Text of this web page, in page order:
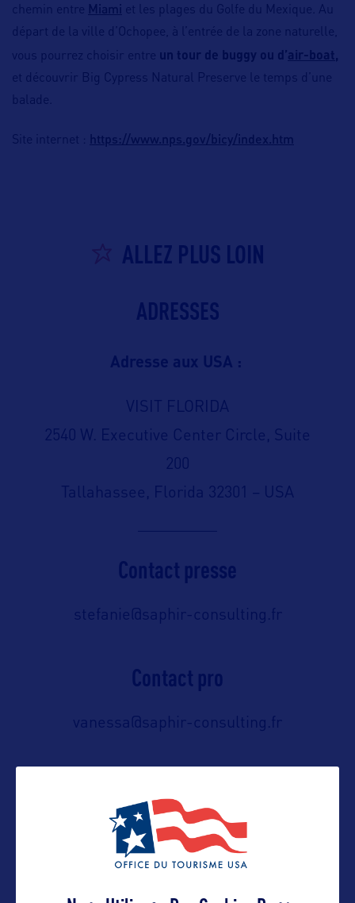
chemin entre Miami et les plages du Golfe du Mexique. Au
départ de la ville d’Ochopee, à l’entrée de la zone naturelle,
vous pourrez choisir entre un tour de buggy ou d’ air-boat ,
et découvrir Big Cypress Natural Preserve le temps d’une
balade.
Site internet : https://www.nps.gov/bicy/index.htm
ALLEZ PLUS LOIN
ADRESSES
Adresse aux USA :
VISIT FLORIDA
2540 W. Executive Center Circle, Suite
200
Tallahassee, Florida 32301 – USA
Contact presse
stefanie@saphir-consulting.fr
Contact pro
vanessa@saphir-consulting.fr
https://www.visitflorida.com/en-
us/contact-us.html